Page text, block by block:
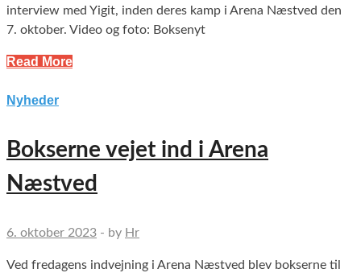
interview med Yigit, inden deres kamp i Arena Næstved den
7. oktober. Video og foto: Boksenyt
Read More
Nyheder
Bokserne vejet ind i Arena
Næstved
6. oktober 2023 - by Hr
Ved fredagens indvejning i Arena Næstved blev bokserne til